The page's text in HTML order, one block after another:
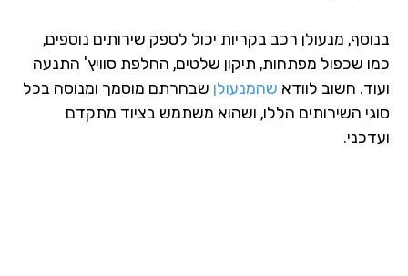
בנוסף, מנעולן רכב בקריות יכול לספק שירותים נוספים,
כמו שכפול מפתחות, תיקון שלטים, החלפת סוויץ' התנעה
ועוד. חשוב לוודא שהמנעולן שבחרתם מוסמך ומנוסה בכל
סוגי השירותים הללו, ושהוא משתמש בציוד מתקדם
ועדכני.